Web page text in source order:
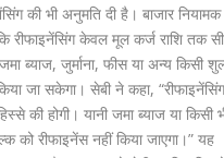
की भी अनुमति दी है। बाजार
रीफाइनेंसिंग केवल मूल कर्ज राशि तक
ब्याज, जुर्माना, फीस या अन्य किसी
जा सकेगा। सेबी ने कहा,
की होगी। यानी जमा ब्याज या किसी
को रीफाइनेंस नहीं किया जाएगा।” यह